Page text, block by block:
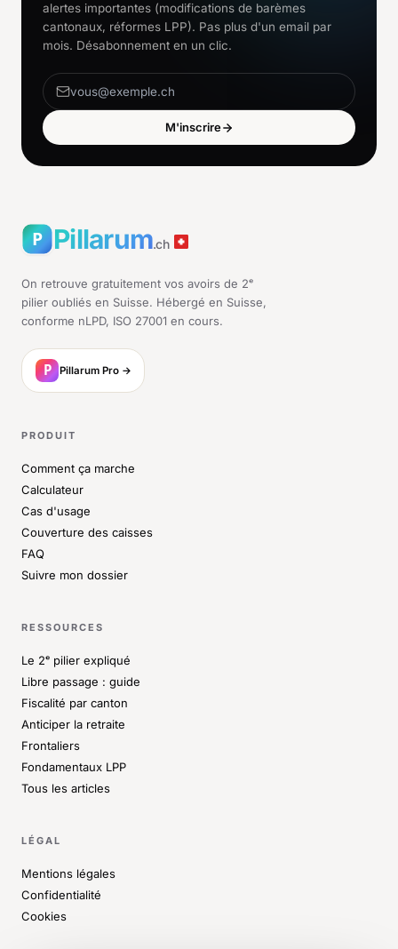
alertes importantes (modifications de barèmes
cantonaux, réformes LPP). Pas plus d'un email par
mois. Désabonnement en un clic.
M'inscrire
Pillarum.ch
On retrouve gratuitement vos avoirs de 2ᵉ
pilier oubliés en Suisse. Hébergé en Suisse,
conforme nLPD, ISO 27001 en cours.
Pillarum Pro →
PRODUIT
Comment ça marche
Calculateur
Cas d'usage
Couverture des caisses
FAQ
Suivre mon dossier
RESSOURCES
Le 2ᵉ pilier expliqué
Libre passage : guide
Fiscalité par canton
Anticiper la retraite
Frontaliers
Fondamentaux LPP
Tous les articles
LÉGAL
Mentions légales
Confidentialité
Cookies